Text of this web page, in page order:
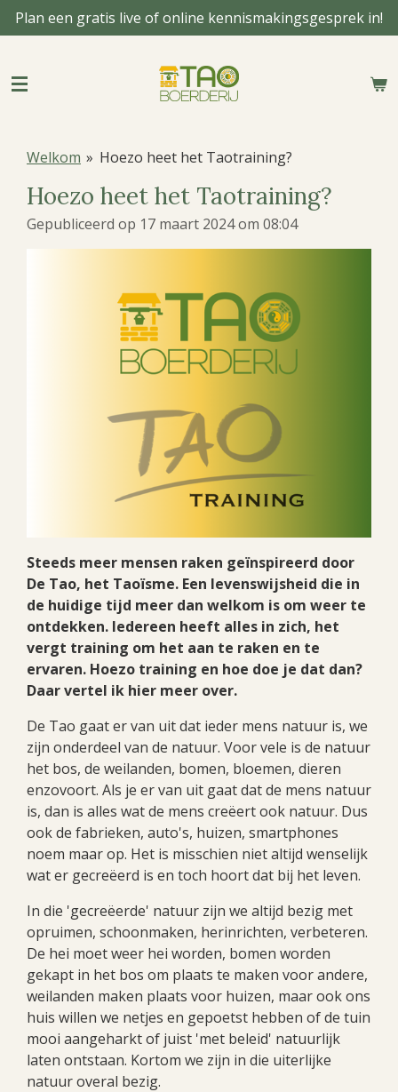
Ga
direct
de
Plan een gratis live of online kennismakingsgesprek in!
Welkom » Hoezo heet het Taotraining?
Hoezo heet het Taotraining?
Gepubliceerd op 17 maart 2024 om 08:04
Steeds meer mensen raken geïnspireerd door
De Tao, het Taoïsme. Een levenswijsheid die in
de huidige tijd meer dan welkom is om weer te
ontdekken. Iedereen heeft alles in zich, het
vergt training om het aan te raken en te
ervaren. Hoezo training en hoe doe je dat dan?
Daar vertel ik hier meer over.
De Tao gaat er van uit dat ieder mens natuur is, we
zijn onderdeel van de natuur. Voor vele is de natuur
het bos, de weilanden, bomen, bloemen, dieren
enzovoort. Als je er van uit gaat dat de mens natuur
is, dan is alles wat de mens creëert ook natuur. Dus
ook de fabrieken, auto's, huizen, smartphones
noem maar op. Het is misschien niet altijd wenselijk
wat er gecreëerd is en toch hoort dat bij het leven.
In die 'gecreëerde' natuur zijn we altijd bezig met
opruimen, schoonmaken, herinrichten, verbeteren.
De hei moet weer hei worden, bomen worden
gekapt in het bos om plaats te maken voor andere,
weilanden maken plaats voor huizen, maar ook ons
huis willen we netjes en gepoetst hebben of de tuin
mooi aangeharkt of juist 'met beleid' natuurlijk
laten ontstaan. Kortom we zijn in die uiterlijke
natuur overal bezig.